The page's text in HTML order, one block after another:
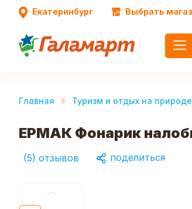
Екатеринбург Выбрать
Главная Туризм и отдых на природе
ЕРМАК Фонарик
(5) отзывов поделиться